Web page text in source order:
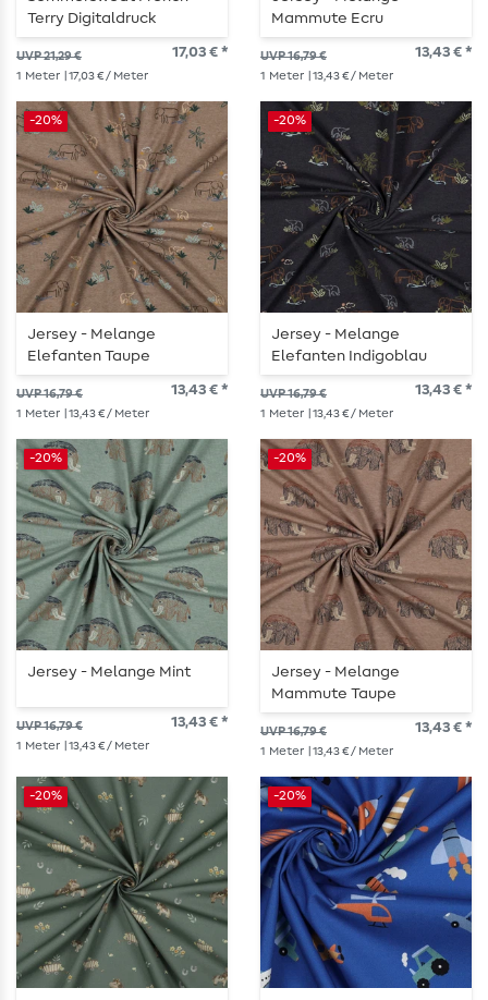
Terry Digitaldruck
Krokodile Ecru
UVP 21,29 € 17,03 € *
1 Meter | 17,03 € / Meter
Mammute Ecru
UVP 16,79 € 13,43 € *
1 Meter | 13,43 € / Meter
-20%
Jersey - Melange
Elefanten Taupe
UVP 16,79 € 13,43 € *
1 Meter | 13,43 € / Meter
-20%
Jersey - Melange
Elefanten Indigoblau
UVP 16,79 € 13,43 € *
1 Meter | 13,43 € / Meter
-20%
Jersey - Melange Mint
UVP 16,79 € 13,43 € *
1 Meter | 13,43 € / Meter
-20%
Jersey - Melange
Mammute Taupe
UVP 16,79 € 13,43 € *
1 Meter | 13,43 € / Meter
-20% -20%